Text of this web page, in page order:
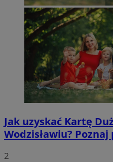
Jak uzyskać Kartę
Wodzisławiu?
2